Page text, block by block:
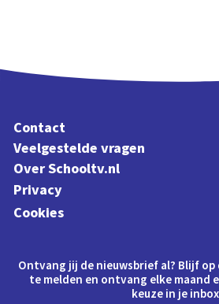
Contact
Veelgestelde vragen
Over Schooltv.nl
Privacy
Cookies
Ontvang jij de nieuwsbrief al? Blijf
te melden en ontvang elke maand
keuze in je